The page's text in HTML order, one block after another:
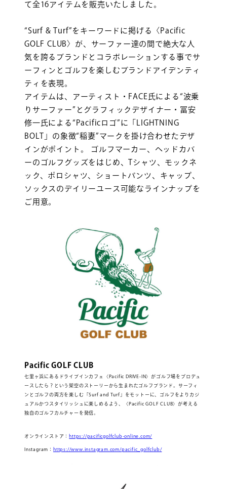
て全16アイテムを販売いたしました。
“Surf & Turf”をキーワードに掲げる〈Pacific
GOLF CLUB〉が、サーファー達の間で絶大な人
気を誇るブランドとコラボレーションする事でサ
ーフィンとゴルフを楽しむブランドアイデンティ
ティを表現。
アイテムは、アーティスト・FACE氏による“波乗
りサーファー”とグラフィックデザイナー・冨安
修一氏による“Pacificロゴ”に「LIGHTNING
BOLT」の象徴“稲妻”マークを掛け合わせたデザ
インがポイント。 ゴルフマーカー、ヘッドカバ
ーのゴルフグッズをはじめ、Tシャツ、モックネ
ック、ポロシャツ、ショートパンツ、キャップ、
ソックスのデイリーユース可能なラインナップを
ご用意。
Pacific GOLF CLUB
七里ヶ浜にあるドライブインカフェ〈Pacific DRIVE-IN〉がゴルフ場をプロデュ
ースしたら？という架空のストーリーから生まれたゴルフブランド。サーフィ
ンとゴルフの両方を楽しむ「Surf and Turf」をモットーに、ゴルフをよりカジ
ュアルかつスタイリッシュに楽しめるよう、〈Pacific GOLF CLUB〉が考える
独自のゴルフカルチャーを発信。
オンラインストア： https://pacificgolfclub-online.com/
Instagram： https://www.instagram.com/pacific_golfclub/